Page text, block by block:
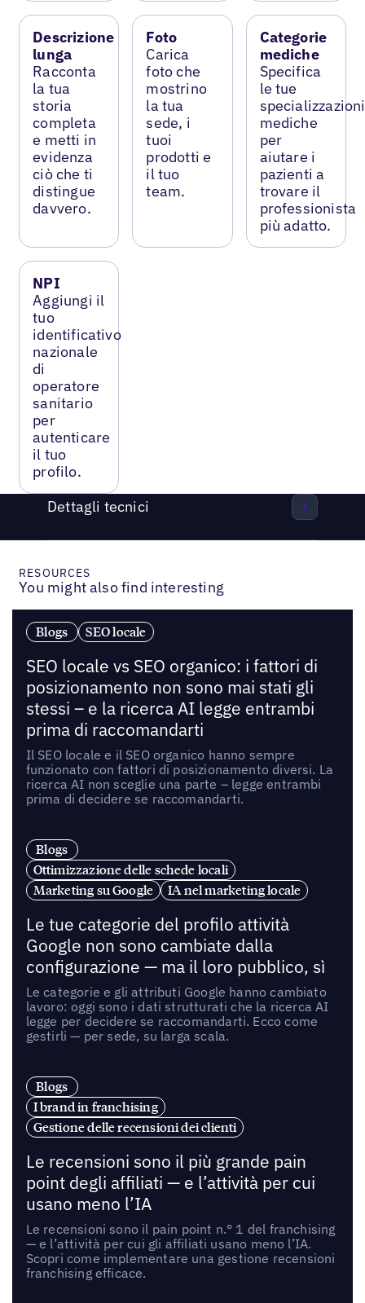
Descrizione
lunga
Racconta
la tua
storia
completa
e metti in
evidenza
ciò che ti
distingue
davvero.
Foto
Carica
foto che
mostrino
la tua
sede, i
tuoi
prodotti e
il tuo
team.
Categorie
mediche
Specifica
le tue
specializzazioni
mediche
per
aiutare i
pazienti a
trovare il
professionista
più adatto.
NPI
Aggiungi il
tuo
identificativo
nazionale
di
operatore
sanitario
per
autenticare
il tuo
profilo.
Dettagli tecnici
RESOURCES
You might also find interesting
Blogs SEO locale
SEO locale vs SEO organico: i fattori di
posizionamento non sono mai stati gli
stessi – e la ricerca AI legge entrambi
prima di raccomandarti
Il SEO locale e il SEO organico hanno sempre
funzionato con fattori di posizionamento diversi. La
ricerca AI non sceglie una parte – legge entrambi
prima di decidere se raccomandarti.
Blogs
Ottimizzazione delle schede locali
Marketing su Google
IA nel marketing locale
Le tue categorie del profilo attività
Google non sono cambiate dalla
configurazione — ma il loro pubblico, sì
Le categorie e gli attributi Google hanno cambiato
lavoro: oggi sono i dati strutturati che la ricerca AI
legge per decidere se raccomandarti. Ecco come
gestirli — per sede, su larga scala.
Blogs
I brand in franchising
Gestione delle recensioni dei clienti
Le recensioni sono il più grande pain
point degli affiliati — e l’attività per cui
usano meno l’IA
Le recensioni sono il pain point n.° 1 del franchising
— e l’attività per cui gli affiliati usano meno l’IA.
Scopri come implementare una gestione recensioni
franchising efficace.